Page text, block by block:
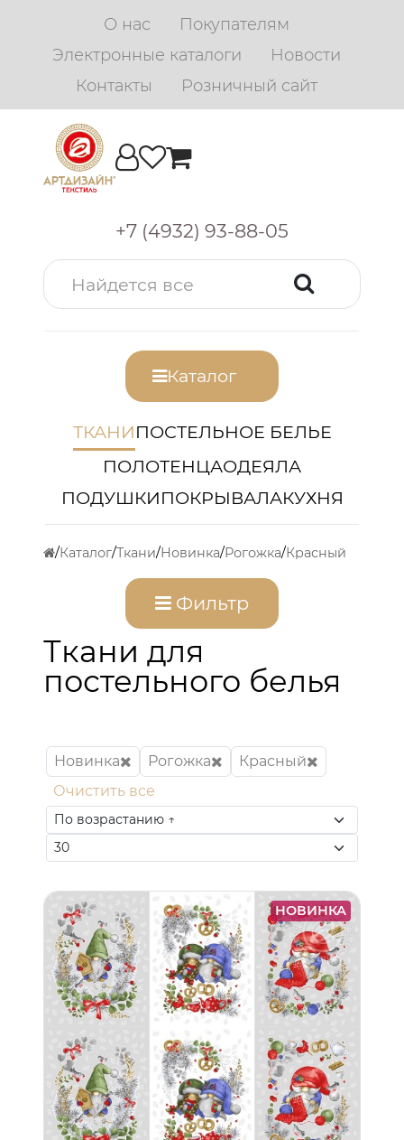
О нас
Покупателям
Электронные каталоги
Новости
Контакты
Розничный сайт
+7 (4932) 93-88-05
Каталог
ТКАНИПОСТЕЛЬНОЕ БЕЛЬЕ
ПОЛОТЕНЦАОДЕЯЛА
ПОДУШКИПОКРЫВАЛАКУХНЯ
Каталог Ткани Новинка Рогожка Красный
Фильтр
Ткани для
постельного белья
Новинка Рогожка
Красный
Очистить все
НОВИНКА